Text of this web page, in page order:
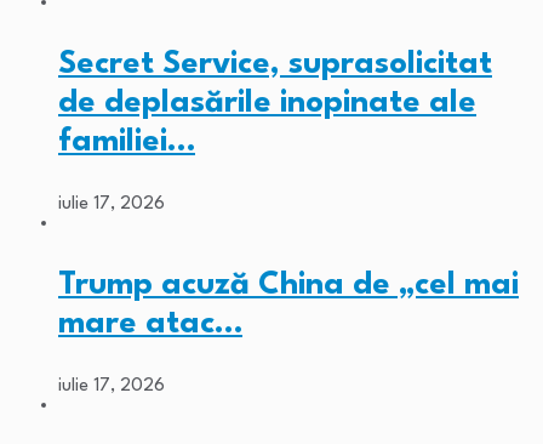
Secret Service, suprasolicitat
de deplasările inopinate ale
familiei…
iulie 17, 2026
Trump acuză China de „cel mai
mare atac…
iulie 17, 2026